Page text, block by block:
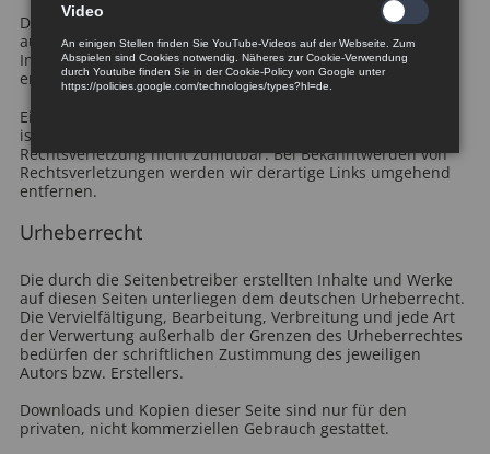
Die verlinkten Seiten wurden zum Zeitpunkt der Verlinkung
auf mögliche Rechtsverstöße überprüft. Rechtswidrige
Inhalte waren zum Zeitpunkt der Verlinkung nicht
erkennbar.
Eine permanente inhaltliche Kontrolle der verlinkten Seiten
ist jedoch ohne konkrete Anhaltspunkte einer
Rechtsverletzung nicht zumutbar. Bei Bekanntwerden von
Rechtsverletzungen werden wir derartige Links umgehend
entfernen.
Urheberrecht
Die durch die Seitenbetreiber erstellten Inhalte und Werke
auf diesen Seiten unterliegen dem deutschen Urheberrecht.
Die Vervielfältigung, Bearbeitung, Verbreitung und jede Art
der Verwertung außerhalb der Grenzen des Urheberrechtes
bedürfen der schriftlichen Zustimmung des jeweiligen
Autors bzw. Erstellers.
Downloads und Kopien dieser Seite sind nur für den
privaten, nicht kommerziellen Gebrauch gestattet.
Video
An einigen Stellen finden Sie YouTube-Videos auf der Webseite. Zum
Abspielen sind Cookies notwendig. Näheres zur Cookie-Verwendung
durch Youtube finden Sie in der Cookie-Policy von Google unter
https://policies.google.com/technologies/types?hl=de.